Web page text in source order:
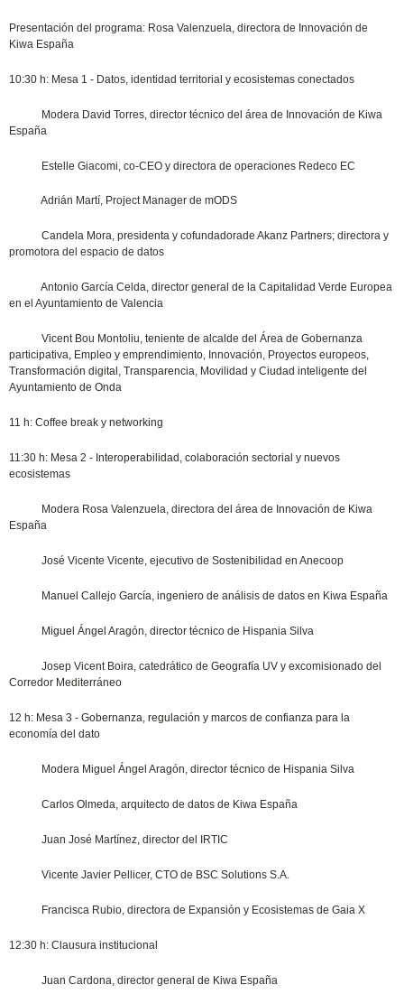
Presentación del programa: Rosa Valenzuela, directora de Innovación de
Kiwa España
10:30 h: Mesa 1 - Datos, identidad territorial y ecosistemas conectados
Modera David Torres, director técnico del área de Innovación de Kiwa
España
Estelle Giacomi, co-CEO y directora de operaciones Redeco EC
Adrián Martí, Project Manager de mODS
Candela Mora, presidenta y cofundadorade Akanz Partners; directora y
promotora del espacio de datos
Antonio García Celda, director general de la Capitalidad Verde Europea
en el Ayuntamiento de Valencia
Vicent Bou Montoliu, teniente de alcalde del Área de Gobernanza
participativa, Empleo y emprendimiento, Innovación, Proyectos europeos,
Transformación digital, Transparencia, Movilidad y Ciudad inteligente del
Ayuntamiento de Onda
11 h: Coffee break y networking
11:30 h: Mesa 2 - Interoperabilidad, colaboración sectorial y nuevos
ecosistemas
Modera Rosa Valenzuela, directora del área de Innovación de Kiwa
España
José Vicente Vicente, ejecutivo de Sostenibilidad en Anecoop
Manuel Callejo García, ingeniero de análisis de datos en Kiwa España
Miguel Ángel Aragón, director técnico de Hispania Silva
Josep Vicent Boira, catedrático de Geografía UV y excomisionado del
Corredor Mediterráneo
12 h: Mesa 3 - Gobernanza, regulación y marcos de confianza para la
economía del dato
Modera Miguel Ángel Aragón, director técnico de Hispania Silva
Carlos Olmeda, arquitecto de datos de Kiwa España
Juan José Martínez, director del IRTIC
Vicente Javier Pellicer, CTO de BSC Solutions S.A.
Francisca Rubio, directora de Expansión y Ecosistemas de Gaia X
12:30 h: Clausura institucional
Juan Cardona, director general de Kiwa España